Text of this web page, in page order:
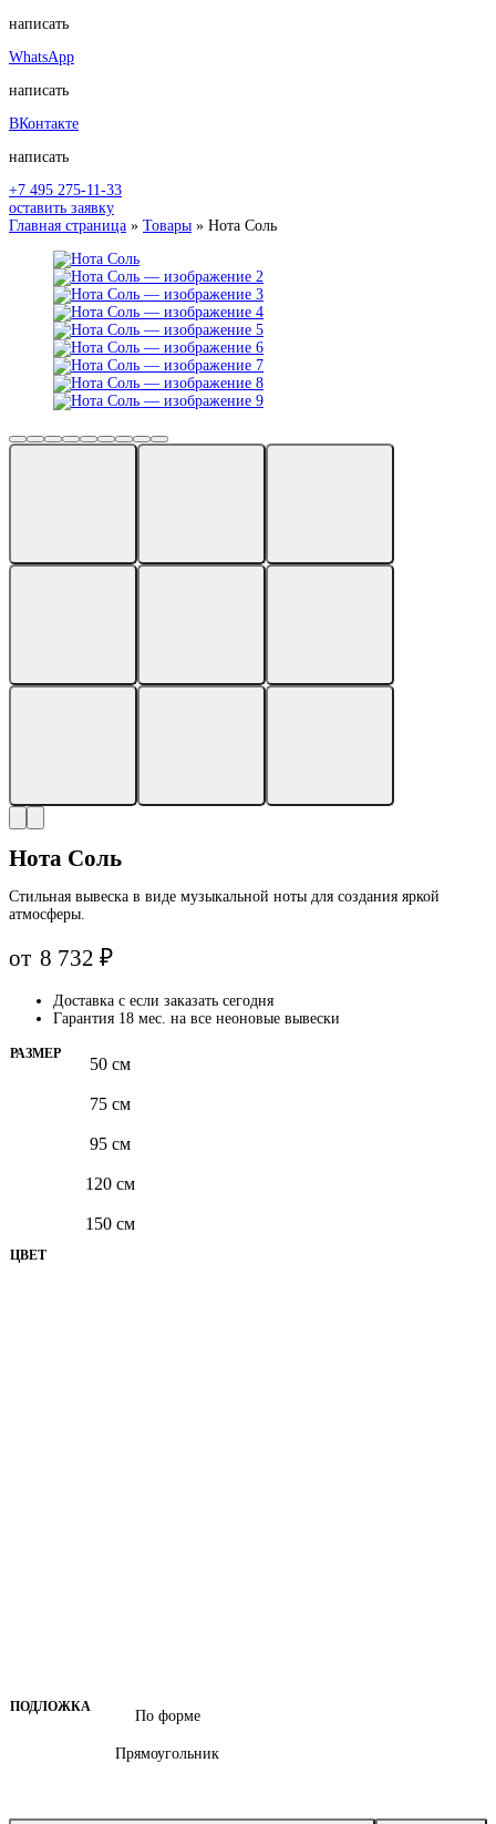
написать
WhatsApp
написать
ВКонтакте
написать
+7 495 275-11-33
оставить заявку
Главная страница » Товары » Нота Соль
Нота Соль
Стильная вывеска в виде музыкальной ноты для создания яркой
атмосферы.
от 8 732₽
Доставка с если заказать сегодня
Гарантия 18 мес. на все неоновые вывески
РАЗМЕР
50 см
75 см
95 см
120 см
150 см
ЦВЕТ
ПОДЛОЖКА
По форме
Прямоугольник